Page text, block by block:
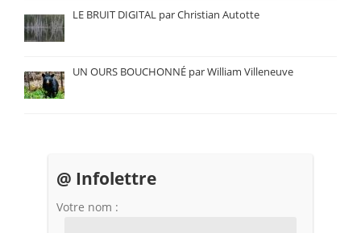
LE BRUIT DIGITAL par Christian Autotte
UN OURS BOUCHONNÉ par William Villeneuve
@ Infolettre
Votre nom :